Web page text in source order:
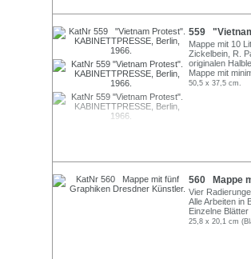
559
Mappe mit 10
Zickelbein, R.
originalen
Mappe mit
50,5 x 37,5 cm.
560 Mappe
Vier
Alle Arbeiten in
Einzelne
25,8 x 20,1 cm